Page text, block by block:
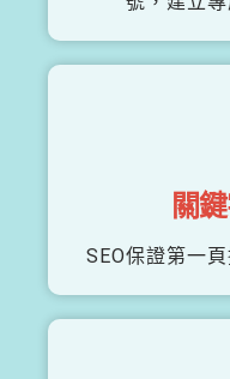
關
SEO保證第一